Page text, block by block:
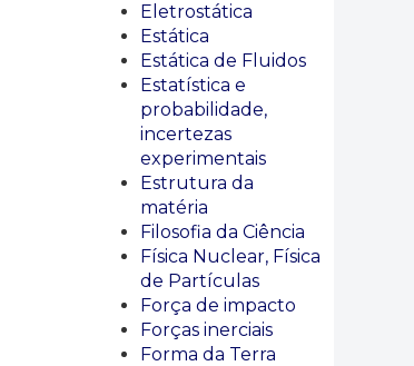
Eletrostática
Estática
Estática de Fluidos
Estatística e
probabilidade,
incertezas
experimentais
Estrutura da
matéria
Filosofia da Ciência
Física Nuclear, Física
de Partículas
Força de impacto
Forças inerciais
Forma da Terra